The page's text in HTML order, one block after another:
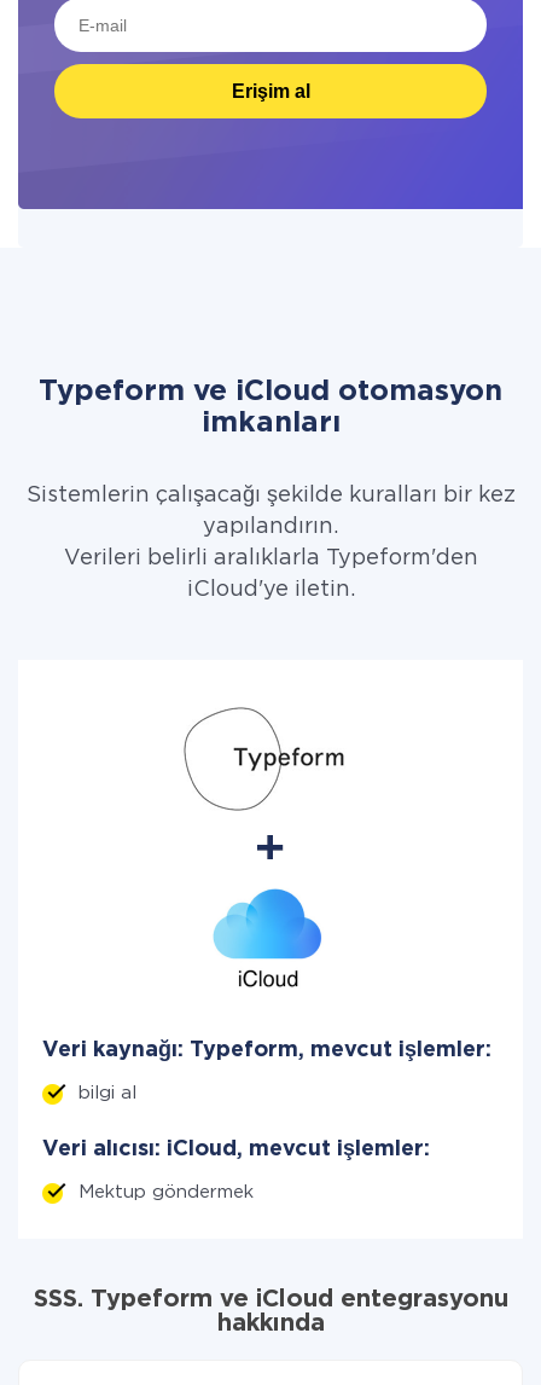
Erişim al
Typeform ve iCloud otomasyon
imkanları
Sistemlerin çalışacağı şekilde kuralları bir kez
yapılandırın.
Verileri belirli aralıklarla Typeform'den
iCloud'ye iletin.
Veri kaynağı: Typeform, mevcut işlemler:
bilgi al
Veri alıcısı: iCloud, mevcut işlemler:
Mektup göndermek
SSS. Typeform ve iCloud entegrasyonu
hakkında